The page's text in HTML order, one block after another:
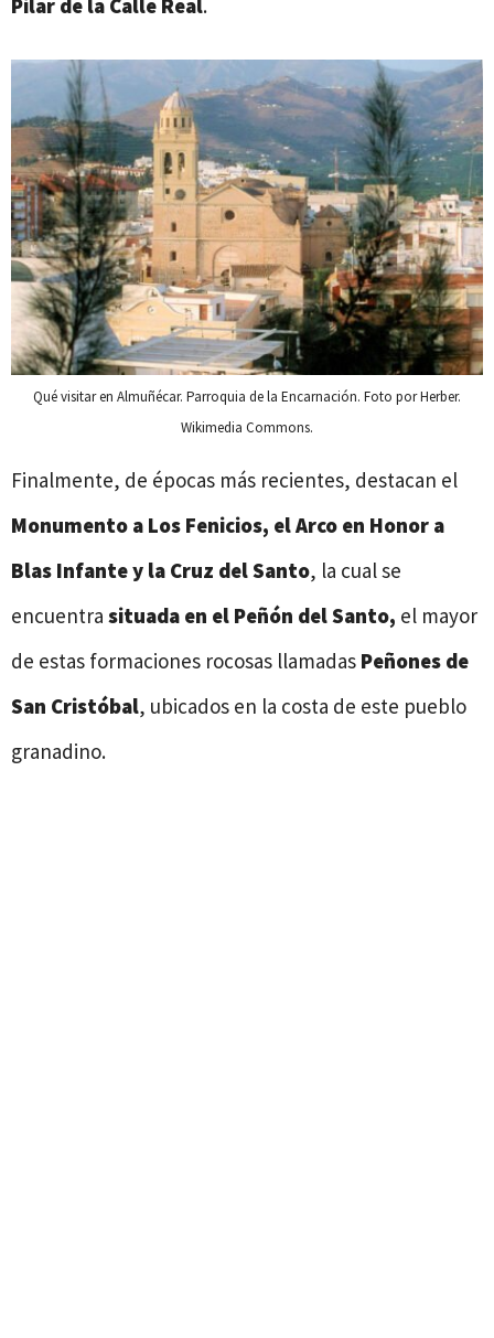
Pilar de la Calle Real.
Qué visitar en Almuñécar. Parroquia de la Encarnación. Foto por Herber.
Wikimedia Commons.
Finalmente, de épocas más recientes, destacan el
Monumento a Los Fenicios, el Arco en Honor a
Blas Infante y la Cruz del Santo, la cual se
encuentra situada en el Peñón del Santo, el mayor
de estas formaciones rocosas llamadas Peñones de
San Cristóbal, ubicados en la costa de este pueblo
granadino.